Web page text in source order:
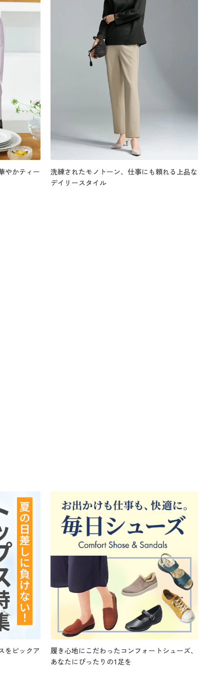
やかティー
洗練されたモノトーン、仕事にも頼れる上品な
デイリースタイル
をピックア
履き心地にこだわったコンフォートシューズ、
あなたにぴったりの1足を